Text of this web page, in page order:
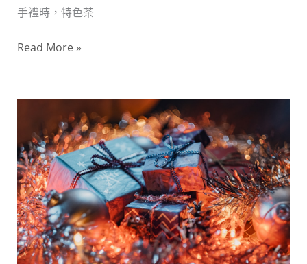
手禮時，特色茶
與
人
度
Read More »
茶
葉
禮
盒
的
包
裝